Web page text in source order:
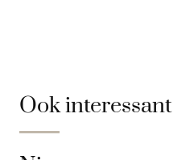
Ook interessant